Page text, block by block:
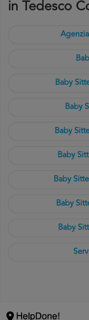
in Tedesco
Baby
Baby
Baby
Baby
Baby
Baby
Baby